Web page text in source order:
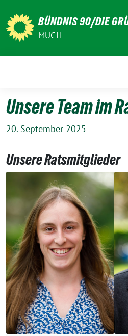
zum
Inhalt
BÜNDNIS 90/DIE
MUCH
Unsere Team im
20. September 2025
Unsere Ratsmitglieder